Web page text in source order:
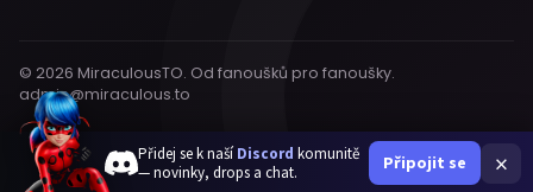
Přidej se k našíDiscord komunitě
— novinky, drops a chat.
Připojit se ×
© 2026 MiraculousTO. Od fanoušků pro fanoušky.
admin@miraculous.to